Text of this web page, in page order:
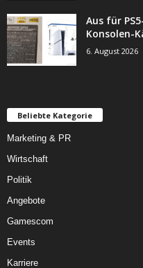
Aus für
Konsolen-
6. August 2026
Beliebte Kategorie
Marketing & PR
Wirtschaft
Politik
Angebote
Gamescom
Events
Karriere